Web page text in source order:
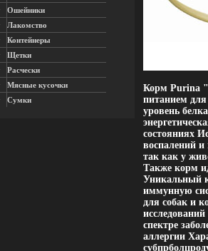
Ошейники
Лакомство
Контейнеры
Щетки
Расчески
Мясные кусочки
Сумки
Корм Purina
питанием
уровень
состояниях
воспалений
так как у
Также корм
Уникальный
иммунную
для собак и
спектре
аллергии